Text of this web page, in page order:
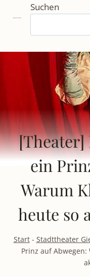
Inhalt
springen
Suchen
[Theater]
ein
Warum
heute so
Start- Stadttheater
Prinz auf Abwegen: